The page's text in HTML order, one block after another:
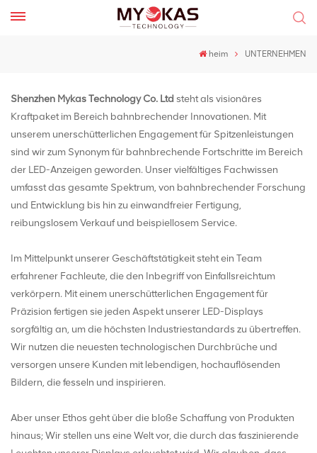
heim UNTERNEHMEN
Shenzhen Mykas Technology Co. Ltd steht als visionäres
Kraftpaket im Bereich bahnbrechender Innovationen. Mit
unserem unerschütterlichen Engagement für Spitzenleistungen
sind wir zum Synonym für bahnbrechende Fortschritte im Bereich
der LED-Anzeigen geworden. Unser vielfältiges Fachwissen
umfasst das gesamte Spektrum, von bahnbrechender Forschung
und Entwicklung bis hin zu einwandfreier Fertigung,
reibungslosem Verkauf und beispiellosem Service.
Im Mittelpunkt unserer Geschäftstätigkeit steht ein Team
erfahrener Fachleute, die den Inbegriff von Einfallsreichtum
verkörpern. Mit einem unerschütterlichen Engagement für
Präzision fertigen sie jeden Aspekt unserer LED-Displays
sorgfältig an, um die höchsten Industriestandards zu übertreffen.
Wir nutzen die neuesten technologischen Durchbrüche und
versorgen unsere Kunden mit lebendigen, hochauflösenden
Bildern, die fesseln und inspirieren.
Aber unser Ethos geht über die bloße Schaffung von Produkten
hinaus; Wir stellen uns eine Welt vor, die durch das faszinierende